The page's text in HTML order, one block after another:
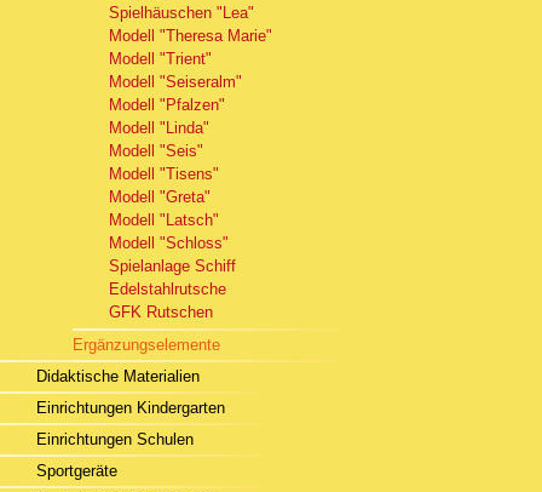
Spielhäuschen "Lea"
Modell "Theresa Marie"
Modell "Trient"
Modell "Seiseralm"
Modell "Pfalzen"
Modell "Linda"
Modell "Seis"
Modell "Tisens"
Modell "Greta"
Modell "Latsch"
Modell "Schloss"
Spielanlage Schiff
Edelstahlrutsche
GFK Rutschen
Ergänzungselemente
Didaktische Materialien
Einrichtungen Kindergarten
Einrichtungen Schulen
Sportgeräte